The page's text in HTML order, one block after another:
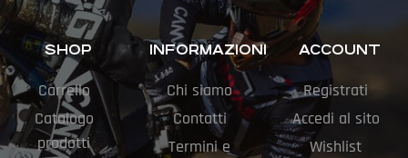
SHOP
Carrello
Catalogo
prodotti
INFORMAZIONI
Chi siamo
Contatti
Termini e
ACCOUNT
Registrati
Accedi al sito
Wishlist